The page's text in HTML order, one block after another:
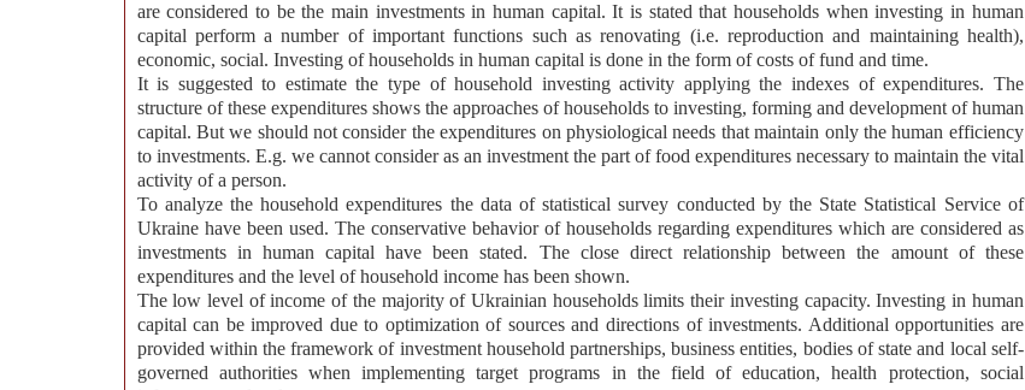
are considered to be the main investments in human capital. It is stated that households when investing in human
capital perform a number of important functions such as renovating (i.e. reproduction and maintaining health),
economic, social. Investing of households in human capital is done in the form of costs of fund and time.
It is suggested to estimate the type of household investing activity applying the indexes of expenditures. The
structure of these expenditures shows the approaches of households to investing, forming and development of human
capital. But we should not consider the expenditures on physiological needs that maintain only the human efficiency
to investments. E.g. we cannot consider as an investment the part of food expenditures necessary to maintain the vital
activity of a person.
To analyze the household expenditures the data of statistical survey conducted by the State Statistical Service of
Ukraine have been used. The conservative behavior of households regarding expenditures which are considered as
investments in human capital have been stated. The close direct relationship between the amount of these
expenditures and the level of household income has been shown.
The low level of income of the majority of Ukrainian households limits their investing capacity. Investing in human
capital can be improved due to optimization of sources and directions of investments. Additional opportunities are
provided within the framework of investment household partnerships, business entities, bodies of state and local self-
governed authorities when implementing target programs in the field of education, health protection, social